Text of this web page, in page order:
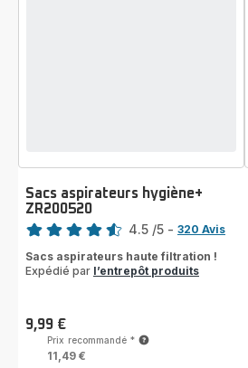
Sacs aspirateurs hygiène+
ZR200520
Note
4.5 /5 - 320 Avis
Sacs aspirateurs haute filtration !
Expédié par l’entrepôt produits
Prix
9,99 €
Prix recommandé *
11,49 €